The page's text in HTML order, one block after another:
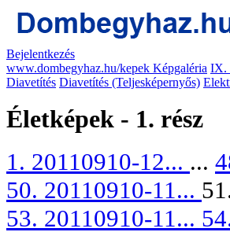
Bejelentkezés
www.dombegyhaz.hu/kepek Képgaléria IX.
Diavetítés Diavetítés (Teljesképernyős)
Életképek - 1. rész
1. 20110910-12... ...
50. 20110910-11...
53. 20110910-11...